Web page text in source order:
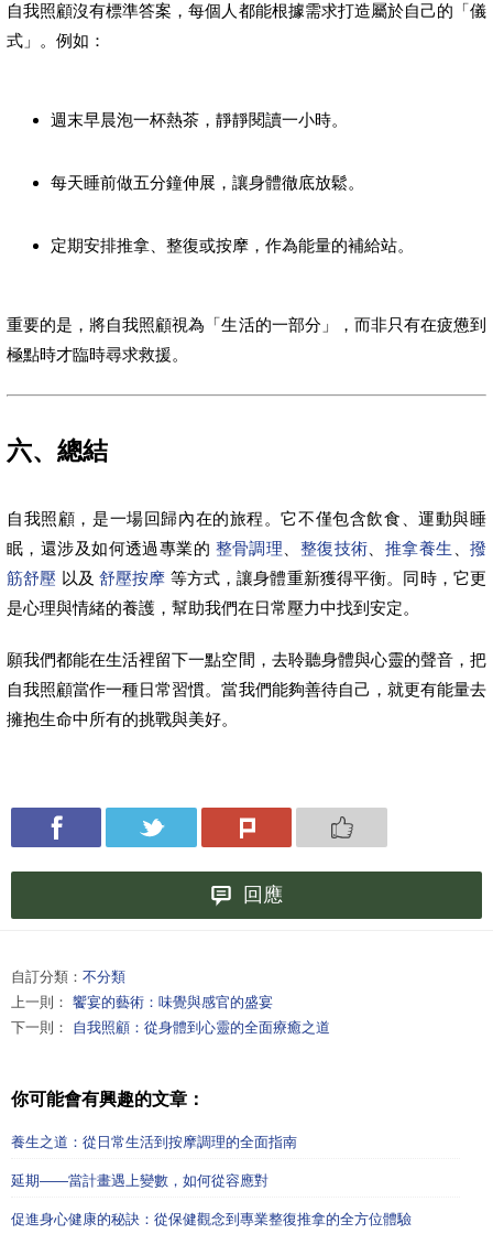
自我照顧沒有標準答案，每個人都能根據需求打造屬於自己的「儀
式」。例如：
週末早晨泡一杯熱茶，靜靜閱讀一小時。
每天睡前做五分鐘伸展，讓身體徹底放鬆。
定期安排推拿、整復或按摩，作為能量的補給站。
重要的是，將自我照顧視為「生活的一部分」，而非只有在疲憊到
極點時才臨時尋求救援。
六、總結
自我照顧，是一場回歸內在的旅程。它不僅包含飲食、運動與睡
眠，還涉及如何透過專業的 整骨調理 整復技術 推拿養生 、撥
筋舒壓 以及 舒壓按摩 等方式，讓身體重新獲得平衡。同時，它更
是心理與情緒的養護，幫助我們在日常壓力中找到安定。
願我們都能在生活裡留下一點空間，去聆聽身體與心靈的聲音，把
自我照顧當作一種日常習慣。當我們能夠善待自己，就更有能量去
擁抱生命中所有的挑戰與美好。
回應
自訂分類： 不分類
上一則： 饗宴的藝術：味覺與感官的盛宴
下一則： 自我照顧：從身體到心靈的全面療癒之道
你可能會有興趣的文章：
養生之道：從日常生活到按摩調理的全面指南
延期——當計畫遇上變數，如何從容應對
促進身心健康的秘訣：從保健觀念到專業整復推拿的全方位體驗